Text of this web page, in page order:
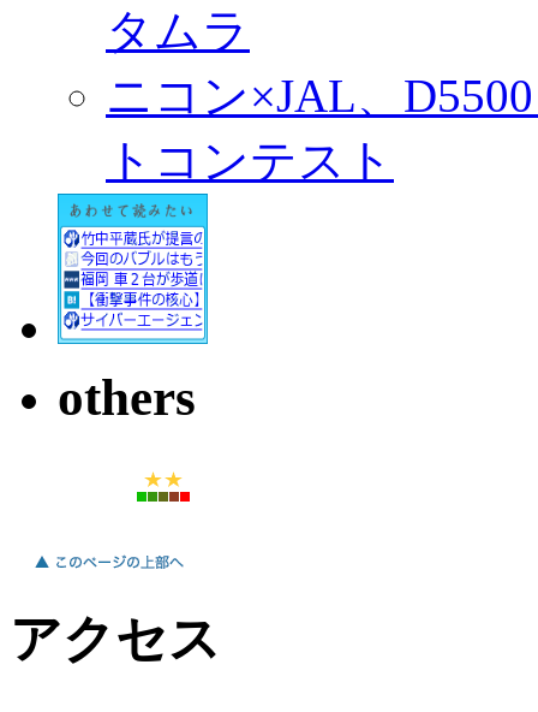
タムラ
ニコン×JAL、
トコンテスト
others
アクセス